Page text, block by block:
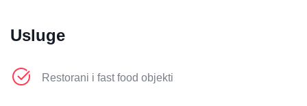
Usluge
Restorani i fast food objekti